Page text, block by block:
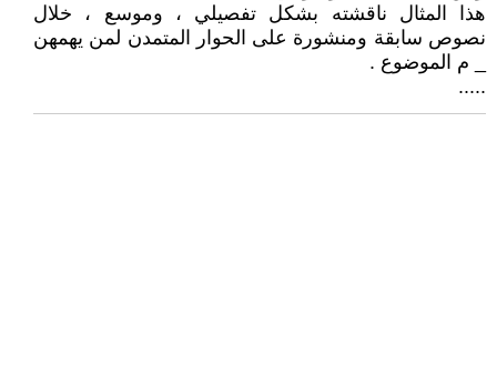
هذا المثال ناقشته بشكل تفصيلي ، وموسع ، خلال
نصوص سابقة ومنشورة على الحوار المتمدن لمن يهمهن
_ م الموضوع .
.....